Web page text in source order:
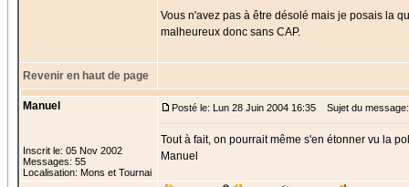
Vous n'avez pas à être désolé mais je posais la
malheureux donc sans CAP.
Revenir en haut de page
Manuel
Inscrit le: 05 Nov 2002
Messages: 55
Localisation: Mons et Tournai
Posté le: Lun 28 Juin 2004 16:35 Sujet du message:
Tout à fait, on pourrait même s'en étonner vu la
Manuel